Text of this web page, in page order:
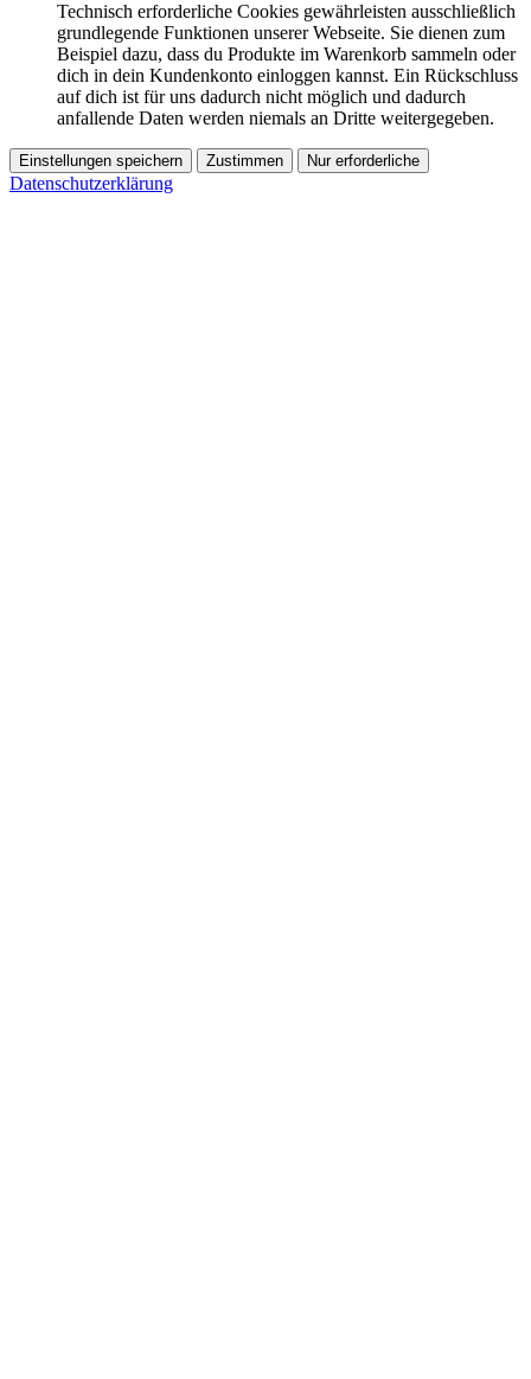
Technisch erforderliche Cookies gewährleisten ausschließlich
grundlegende Funktionen unserer Webseite. Sie dienen zum
Beispiel dazu, dass du Produkte im Warenkorb sammeln oder
dich in dein Kundenkonto einloggen kannst. Ein Rückschluss
auf dich ist für uns dadurch nicht möglich und dadurch
anfallende Daten werden niemals an Dritte weitergegeben.
Einstellungen speichern Zustimmen Nur erforderliche
Datenschutzerklärung